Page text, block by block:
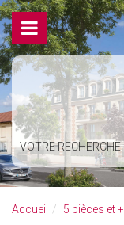
VOTRE RECHERCHE
Accueil 5 pièces et +